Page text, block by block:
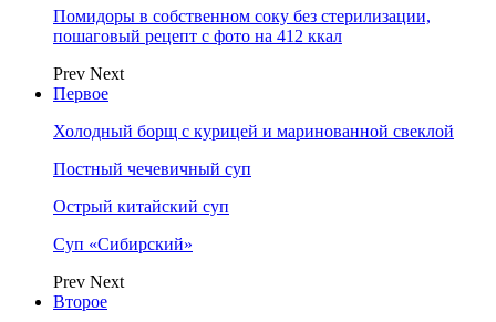
Помидоры в собственном соку без стерилизации,
пошаговый рецепт с фото на 412 ккал
Prev Next
Первое
Холодный борщ с курицей и маринованной свеклой
Постный чечевичный суп
Острый китайский суп
Суп «Сибирский»
Prev Next
Второе